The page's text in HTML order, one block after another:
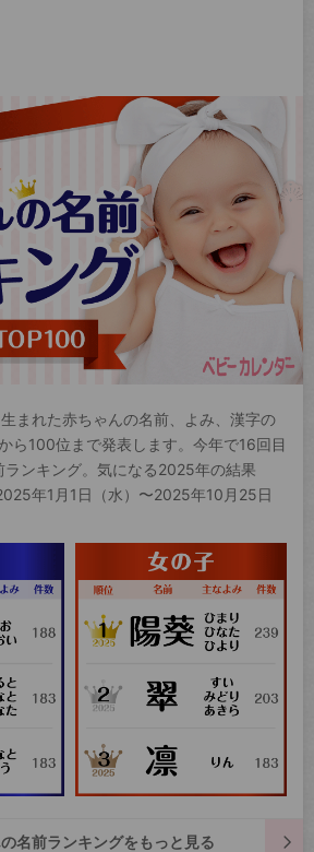
まれた赤ちゃんの名前、よみ、漢字の
ら100位まで発表します。今年で16回目
ランキング。気になる2025年の結果
年1月1日（水）〜2025年10月25日
名前ランキングをもっと見る